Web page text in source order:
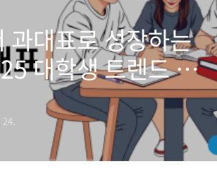
과대표로 성장하는
대학생 트렌드 완